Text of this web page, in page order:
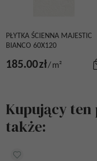
PŁYTKA ŚCIENNA MAJESTIC
BIANCO 60X120
185.00zł/m²
Kupujący
także: